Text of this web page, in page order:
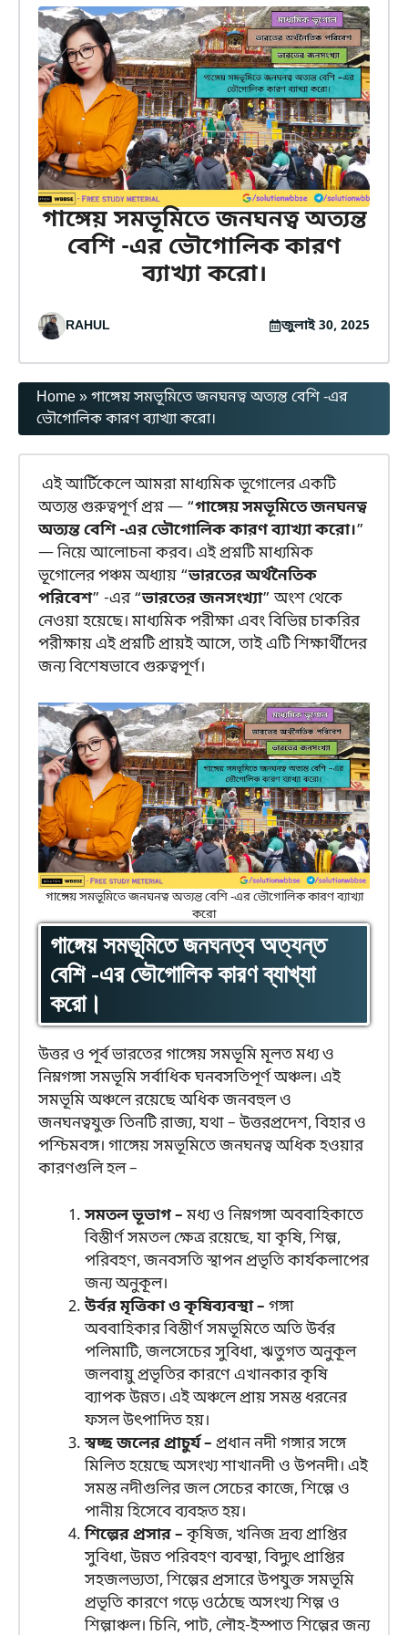
গাঙ্গেয় সমভূমিতে জনঘনত্ব অত্যন্ত
বেশি -এর ভৌগোলিক কারণ
ব্যাখ্যা করো।
RAHUL জুলাই 30, 2025
Home»গাঙ্গেয় সমভূমিতে জনঘনত্ব অত্যন্ত বেশি -এর
ভৌগোলিক কারণ ব্যাখ্যা করো।
এই আর্টিকেলে আমরা মাধ্যমিক ভূগোলের একটি
অত্যন্ত গুরুত্বপূর্ণ প্রশ্ন — “গাঙ্গেয় সমভূমিতে জনঘনত্ব
অত্যন্ত বেশি -এর ভৌগোলিক কারণ ব্যাখ্যা করো।”
— নিয়ে আলোচনা করব। এই প্রশ্নটি মাধ্যমিক
ভূগোলের পঞ্চম অধ্যায় “ভারতের অর্থনৈতিক
পরিবেশ” -এর “ভারতের জনসংখ্যা” অংশ থেকে
নেওয়া হয়েছে। মাধ্যমিক পরীক্ষা এবং বিভিন্ন চাকরির
পরীক্ষায় এই প্রশ্নটি প্রায়ই আসে, তাই এটি শিক্ষার্থীদের
জন্য বিশেষভাবে গুরুত্বপূর্ণ।
গাঙ্গেয় সমভূমিতে জনঘনত্ব অত্যন্ত বেশি -এর ভৌগোলিক কারণ ব্যাখ্যা
করো
গাঙ্গেয় সমভূমিতে জনঘনত্ব অত্যন্ত
বেশি -এর ভৌগোলিক কারণ ব্যাখ্যা
করো।
উত্তর ও পূর্ব ভারতের গাঙ্গেয় সমভূমি মূলত মধ্য ও
নিম্নগঙ্গা সমভূমি সর্বাধিক ঘনবসতিপূর্ণ অঞ্চল। এই
সমভূমি অঞ্চলে রয়েছে অধিক জনবহুল ও
জনঘনত্বযুক্ত তিনটি রাজ্য, যথা – উত্তরপ্রদেশ, বিহার ও
পশ্চিমবঙ্গ। গাঙ্গেয় সমভূমিতে জনঘনত্ব অধিক হওয়ার
কারণগুলি হল –
সমতল ভূভাগ –মধ্য ও নিম্নগঙ্গা অববাহিকাতে
বিস্তীর্ণ সমতল ক্ষেত্র রয়েছে, যা কৃষি, শিল্প,
পরিবহণ, জনবসতি স্থাপন প্রভৃতি কার্যকলাপের
জন্য অনুকূল।
উর্বর মৃত্তিকা ও কৃষিব্যবস্থা – গঙ্গা
অববাহিকার বিস্তীর্ণ সমভূমিতে অতি উর্বর
পলিমাটি, জলসেচের সুবিধা, ঋতুগত অনুকূল
জলবায়ু প্রভৃতির কারণে এখানকার কৃষি
ব্যাপক উন্নত। এই অঞ্চলে প্রায় সমস্ত ধরনের
ফসল উৎপাদিত হয়।
স্বচ্ছ জলের প্রাচুর্য – প্রধান নদী গঙ্গার সঙ্গে
মিলিত হয়েছে অসংখ্য শাখানদী ও উপনদী। এই
সমস্ত নদীগুলির জল সেচের কাজে, শিল্পে ও
পানীয় হিসেবে ব্যবহৃত হয়।
শিল্পের প্রসার –কৃষিজ, খনিজ দ্রব্য প্রাপ্তির
সুবিধা, উন্নত পরিবহণ ব্যবস্থা, বিদ্যুৎ প্রাপ্তির
সহজলভ্যতা, শিল্পের প্রসারে উপযুক্ত সমভূমি
প্রভৃতি কারণে গড়ে ওঠেছে অসংখ্য শিল্প ও
শিল্পাঞ্চল। চিনি, পাট, লৌহ-ইস্পাত শিল্পের জন্য